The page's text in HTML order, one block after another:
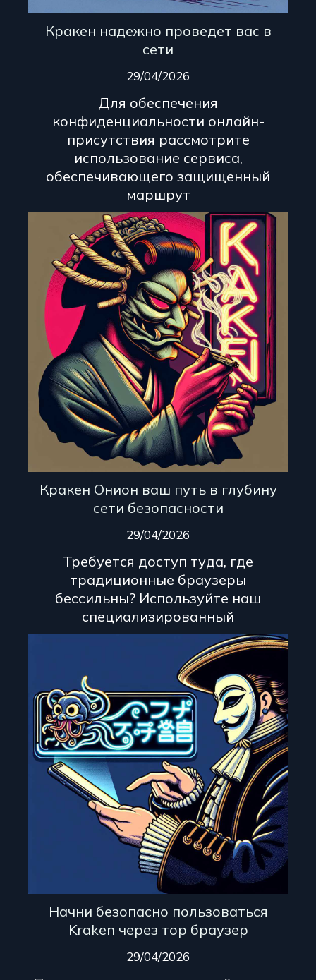
Кракен надежно проведет вас в
сети
29/04/2026
Для обеспечения
конфиденциальности онлайн-
присутствия рассмотрите
использование сервиса,
обеспечивающего защищенный
маршрут
Кракен Онион ваш путь в глубину
сети безопасности
29/04/2026
Требуется доступ туда, где
традиционные браузеры
бессильны? Используйте наш
специализированный
Начни безопасно пользоваться
Kraken через тор браузер
29/04/2026